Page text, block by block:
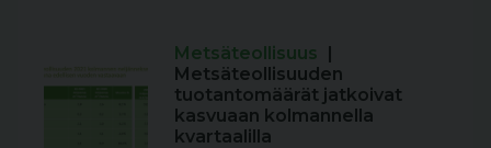
Metsäteollisuus |
Metsäteollisuuden
tuotantomäärät jatkoivat
kasvuaan kolmannella
kvartaalilla